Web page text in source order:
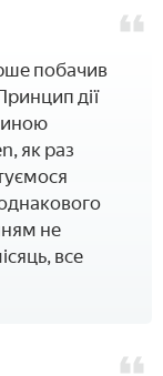
побачив
дії
як раз
не
все